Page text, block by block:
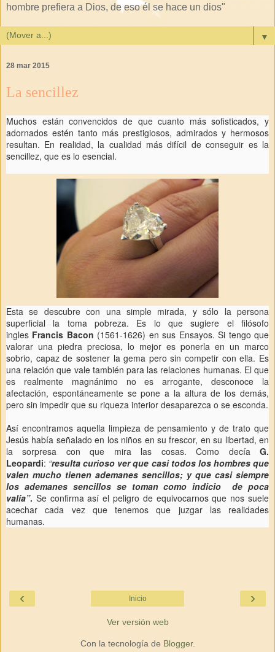
hombre prefiera a Dios, de eso él se hace un dios"
▼
28 mar 2015
La sencillez
Muchos están convencidos de que cuanto más sofisticados, y
adornados estén tanto más prestigiosos, admirados y hermosos
resultan. En realidad, la cualidad más difícil de conseguir es la
sencillez, que es lo esencial.
Esta se descubre con una simple mirada, y sólo la persona
superficial la toma pobreza. Es lo que sugiere el filósofo
ingles Francis Bacon (1561-1626) en sus Ensayos. Si tengo que
valorar una piedra preciosa, lo mejor es ponerla en un marco
sobrio, capaz de sostener la gema pero sin competir con ella. Es
una relación que vale también para las relaciones humanas. El que
es realmente magnánimo no es arrogante, desconoce la
afectación, espontáneamente se pone a la altura de los demás,
pero sin impedir que su riqueza interior desaparezca o se esconda.
Así encontramos aquella limpieza de pensamiento y de trato que
Jesús había señalado en los niños en su frescor, en su libertad, en
la sorpresa con que mira las cosas. Como decía G.
Leopardi: “resulta curioso ver que casi todos los hombres que
valen mucho tienen ademanes sencillos; y que casi siempre
los ademanes sencillos se toman como indicio de poca
valía”. Se confirma así el peligro de equivocarnos que nos suele
acechar cada vez que tenemos que juzgar las realidades
humanas.
‹ ›
Inicio
Ver versión web
Con la tecnología de Blogger.